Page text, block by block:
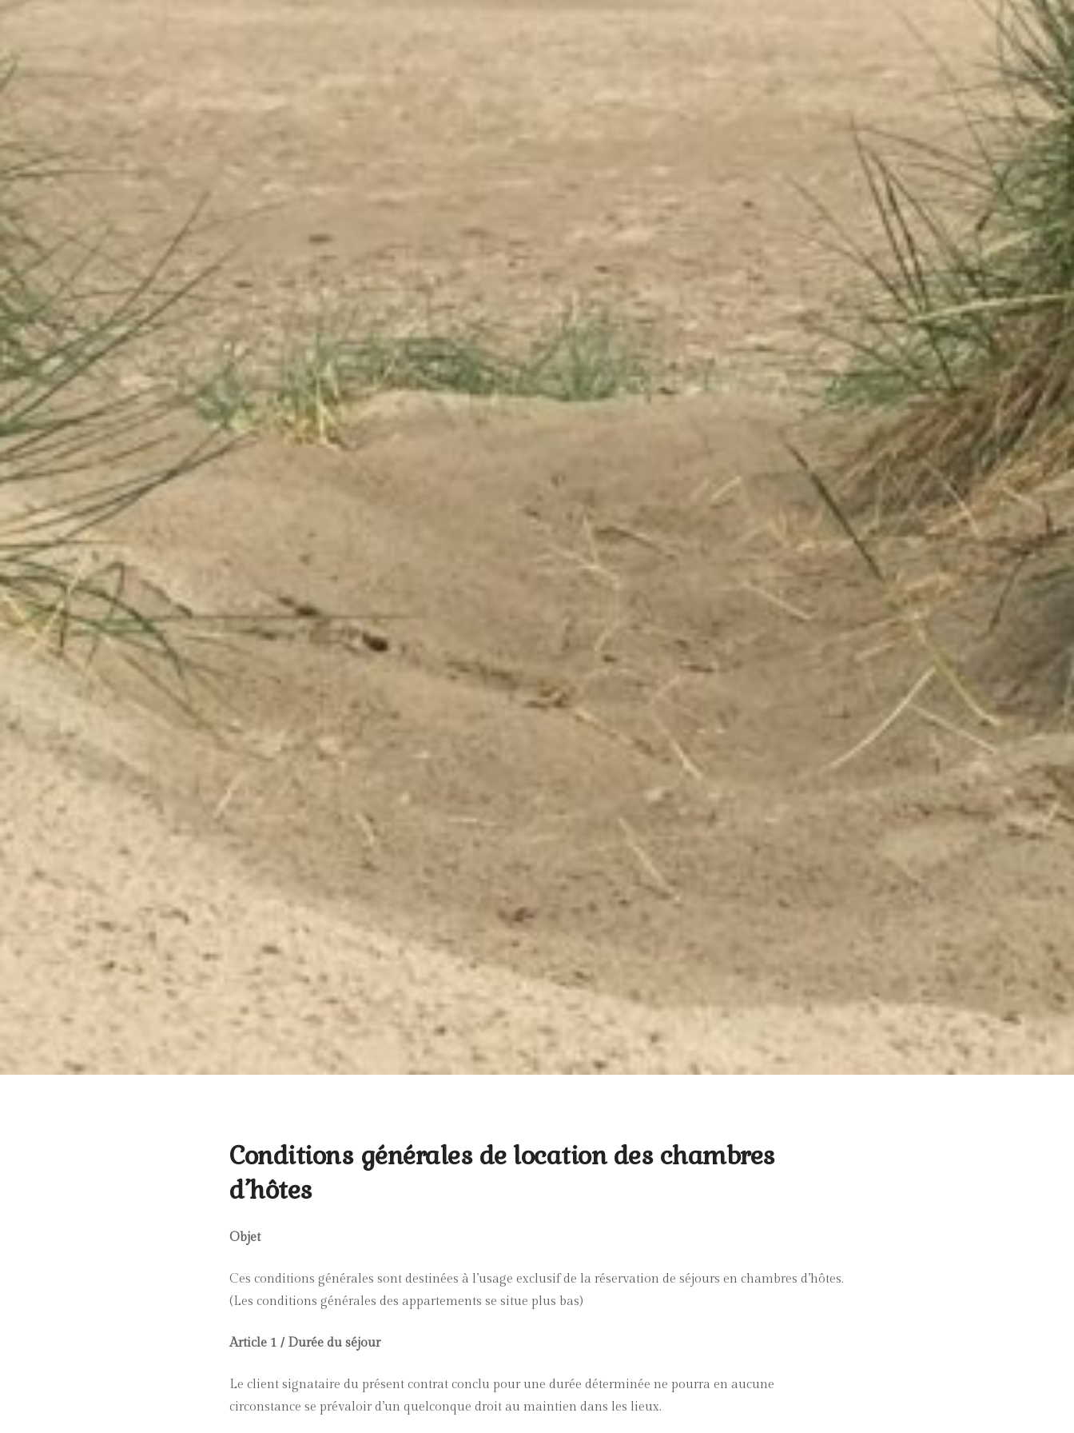
Conditions générales de location des chambres
d’hôtes
Objet
Ces conditions générales sont destinées à l’usage exclusif de la réservation de séjours en chambres d’hôtes.
(Les conditions générales des appartements se situe plus bas)
Article 1 / Durée du séjour
Le client signataire du présent contrat conclu pour une durée déterminée ne pourra en aucune
circonstance se prévaloir d’un quelconque droit au maintien dans les lieux.